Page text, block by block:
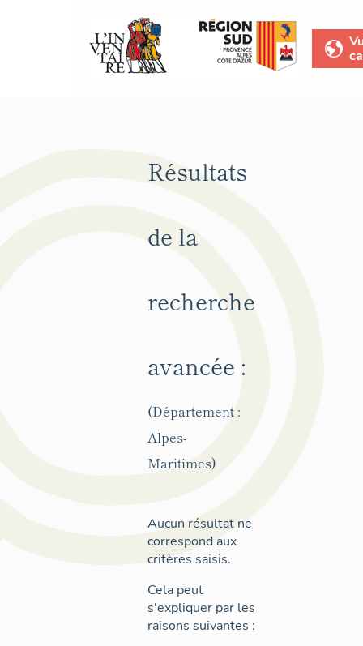
Résultats
de la
recherche
avancée :
(Département :
Alpes-
Maritimes)
Aucun résultat ne
correspond aux
critères saisis.
Cela peut
s'expliquer par les
raisons suivantes :